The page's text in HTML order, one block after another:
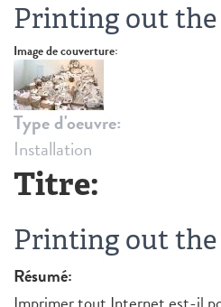
Printing out
Image de couverture:
Type d'oeuvre:
Installation
Titre:
Printing out
Résumé: